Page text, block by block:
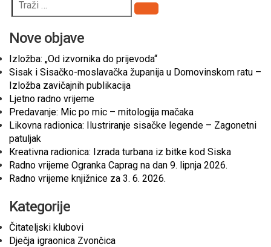
Pretraži
Nove objave
Izložba: „Od izvornika do prijevoda“
Sisak i Sisačko-moslavačka županija u Domovinskom ratu –
Izložba zavičajnih publikacija
Ljetno radno vrijeme
Predavanje: Mic po mic – mitologija mačaka
Likovna radionica: Ilustriranje sisačke legende – Zagonetni
patuljak
Kreativna radionica: Izrada turbana iz bitke kod Siska
Radno vrijeme Ogranka Caprag na dan 9. lipnja 2026.
Radno vrijeme knjižnice za 3. 6. 2026.
Kategorije
Čitateljski klubovi
Dječja igraonica Zvončica